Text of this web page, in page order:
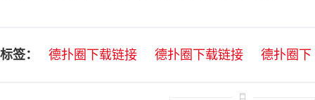
标签： 德扑圈下载链接 德扑圈下载链接 德扑圈下